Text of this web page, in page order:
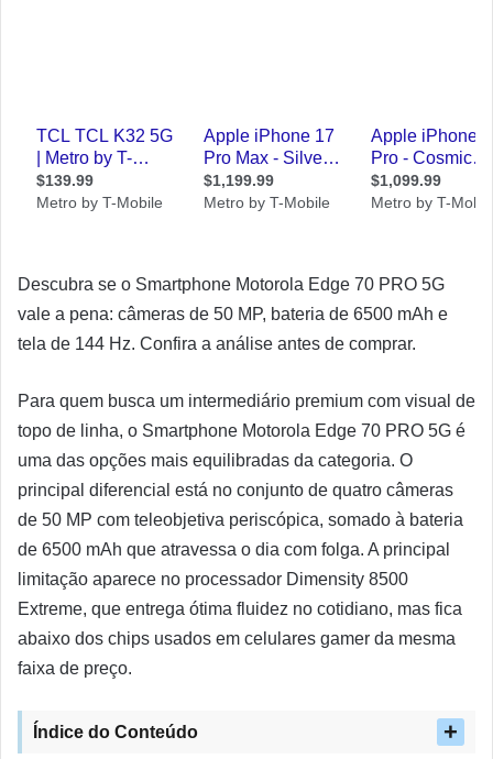
Descubra se o Smartphone Motorola Edge 70 PRO 5G
vale a pena: câmeras de 50 MP, bateria de 6500 mAh e
tela de 144 Hz. Confira a análise antes de comprar.
Para quem busca um intermediário premium com visual de
topo de linha, o Smartphone Motorola Edge 70 PRO 5G é
uma das opções mais equilibradas da categoria. O
principal diferencial está no conjunto de quatro câmeras
de 50 MP com teleobjetiva periscópica, somado à bateria
de 6500 mAh que atravessa o dia com folga. A principal
limitação aparece no processador Dimensity 8500
Extreme, que entrega ótima fluidez no cotidiano, mas fica
abaixo dos chips usados em celulares gamer da mesma
faixa de preço.
Índice do Conteúdo